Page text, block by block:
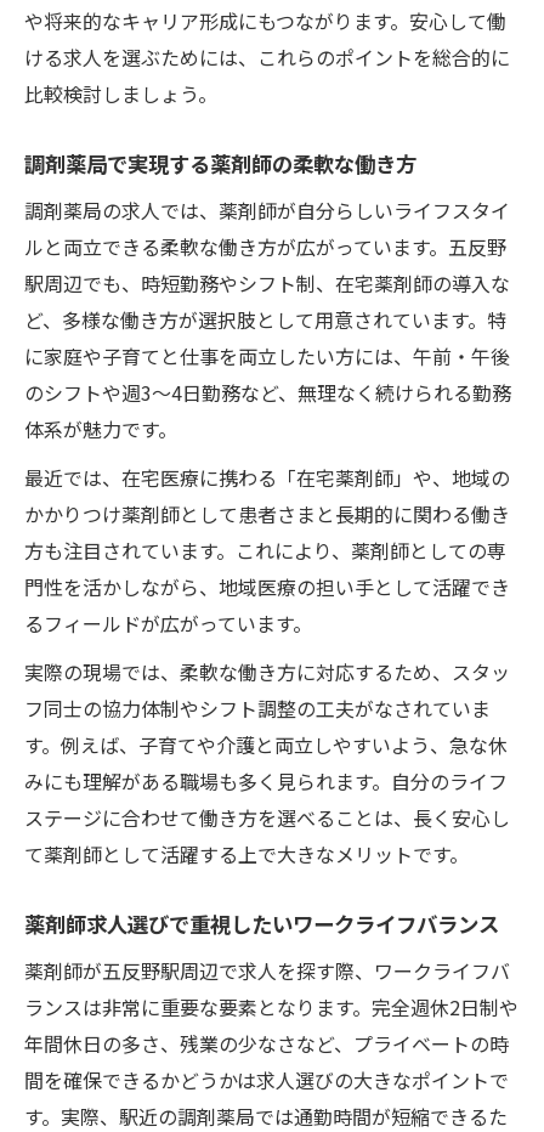
や将来的なキャリア形成にもつながります。安心して働
ける求人を選ぶためには、これらのポイントを総合的に
比較検討しましょう。
調剤薬局で実現する薬剤師の柔軟な働き方
調剤薬局の求人では、薬剤師が自分らしいライフスタイ
ルと両立できる柔軟な働き方が広がっています。五反野
駅周辺でも、時短勤務やシフト制、在宅薬剤師の導入な
ど、多様な働き方が選択肢として用意されています。特
に家庭や子育てと仕事を両立したい方には、午前・午後
のシフトや週3～4日勤務など、無理なく続けられる勤務
体系が魅力です。
最近では、在宅医療に携わる「在宅薬剤師」や、地域の
かかりつけ薬剤師として患者さまと長期的に関わる働き
方も注目されています。これにより、薬剤師としての専
門性を活かしながら、地域医療の担い手として活躍でき
るフィールドが広がっています。
実際の現場では、柔軟な働き方に対応するため、スタッ
フ同士の協力体制やシフト調整の工夫がなされていま
す。例えば、子育てや介護と両立しやすいよう、急な休
みにも理解がある職場も多く見られます。自分のライフ
ステージに合わせて働き方を選べることは、長く安心し
て薬剤師として活躍する上で大きなメリットです。
薬剤師求人選びで重視したいワークライフバランス
薬剤師が五反野駅周辺で求人を探す際、ワークライフバ
ランスは非常に重要な要素となります。完全週休2日制や
年間休日の多さ、残業の少なさなど、プライベートの時
間を確保できるかどうかは求人選びの大きなポイントで
す。実際、駅近の調剤薬局では通勤時間が短縮できるた